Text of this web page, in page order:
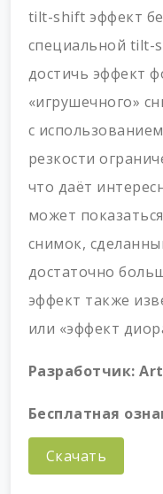
tilt-shift эффект
специальной
достичь эффект
«игрушечного»
с
резкости
что даёт
может
снимок,
достаточно
эффект также
или «эффект
Разработчик:
Бесплатная
Скачать